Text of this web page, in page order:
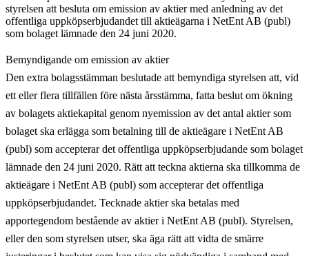
styrelsen att besluta om emission av aktier med anledning av det
offentliga uppköpserbjudandet till aktieägarna i NetEnt AB (publ)
som bolaget lämnade den 24 juni 2020.
Bemyndigande om emission av aktier
Den extra bolagsstämman beslutade att bemyndiga styrelsen att, vid
ett eller flera tillfällen före nästa årsstämma, fatta beslut om ökning
av bolagets aktiekapital genom nyemission av det antal aktier som
bolaget ska erlägga som betalning till de aktieägare i NetEnt AB
(publ) som accepterar det offentliga uppköpserbjudande som bolaget
lämnade den 24 juni 2020. Rätt att teckna aktierna ska tillkomma de
aktieägare i NetEnt AB (publ) som accepterar det offentliga
uppköpserbjudandet. Tecknade aktier ska betalas med
apportegendom bestående av aktier i NetEnt AB (publ). Styrelsen,
eller den som styrelsen utser, ska äga rätt att vidta de smärre